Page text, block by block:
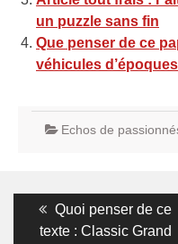
un puzzle sans fin
Que penser de ce
véhicules
Echos de
Navigation
Previous
post:
Quoi penser de ce
texte : Classic Grand